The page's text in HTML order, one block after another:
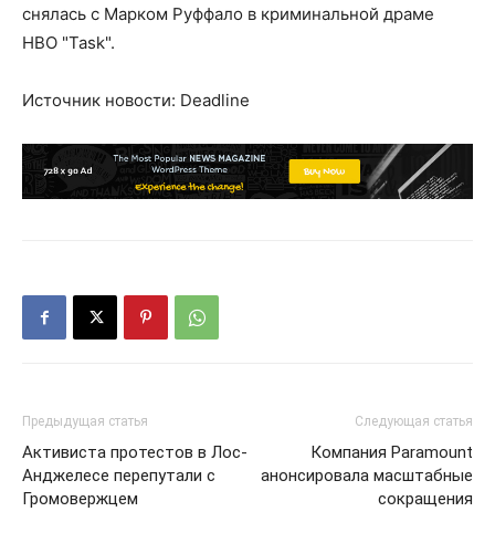
снялась с Марком Руффало в криминальной драме
HBO "Task".
Источник новости: Deadline
Предыдущая статья
Активиста протестов в Лос-
Анджелесе перепутали с
Громовержцем
Следующая статья
Компания Paramount
анонсировала масштабные
сокращения